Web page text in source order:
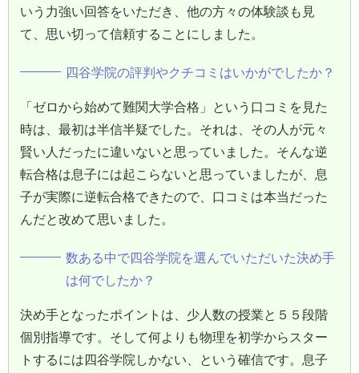
いう力強い回答をいただき、他の方々の体験談も見
て、思い切って信頼することにしました。
四谷学院の評判やクチコミはいかがでしたか？
「ゼロから始めて難関大学合格」という口コミを見た
時は、最初は半信半疑でした。それは、その人が元々
賢い人だったに違いないと思っていました。そんな逆
転合格は息子には起こらないと思っていましたが、息
子が実際に逆転合格できたので、口コミは本当だった
んだと改めて思いました。
数ある中で四谷学院を選んでいただいた決め手
は何でしたか？
決め手となったポイントは、少人数の授業と５５段階
個別指導です。そして何よりも物理を初学からスター
トするには四谷学院しかない、という確信です。息子